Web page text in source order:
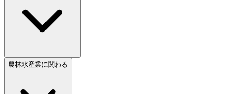
農林水産業に関わる